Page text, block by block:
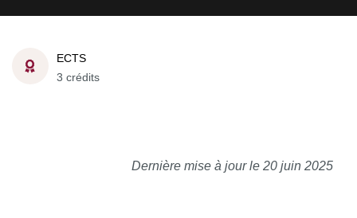
ECTS
3 crédits
Dernière mise à jour le 20 juin 2025